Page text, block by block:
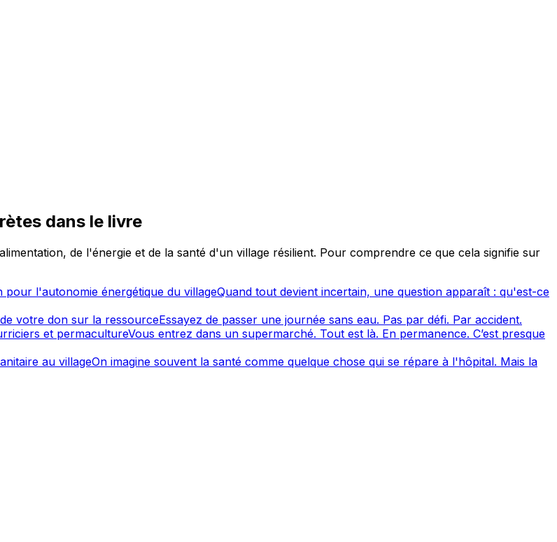
dans le livre
de l'énergie et de la santé d'un village résilient. Pour comprendre ce que cela signifie sur
l'autonomie énergétique du villageQuand tout devient incertain, une question apparaît : qu'est-ce
votre don sur la ressourceEssayez de passer une journée sans eau. Pas par défi. Par accident.
et permacultureVous entrez dans un supermarché. Tout est là. En permanence. C’est presque
au villageOn imagine souvent la santé comme quelque chose qui se répare à l'hôpital. Mais la